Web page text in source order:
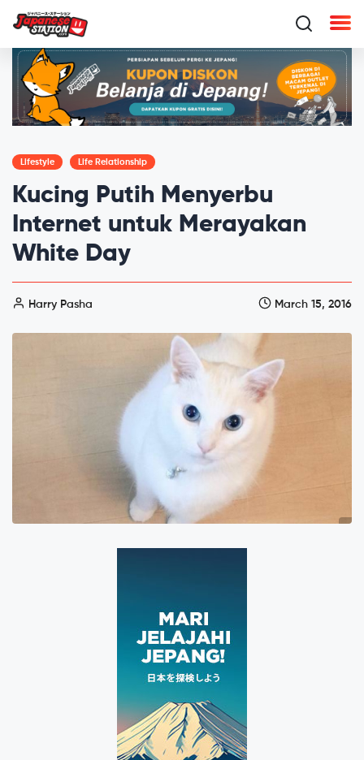
Lifestyle Life Relationship
Kucing Putih Menyerbu
Internet untuk Merayakan
White Day
Harry Pasha March 15, 2016